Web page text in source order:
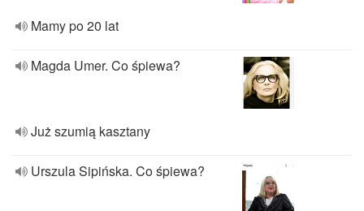
Mamy po 20 lat
Magda Umer. Co śpiewa?
Już szumią kasztany
Urszula Sipińska. Co śpiewa?